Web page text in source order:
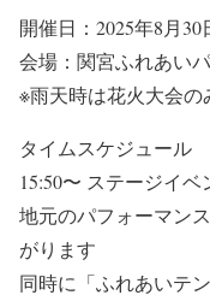
開催日：2025年8月30
会場：関宮ふれあい
※雨天時は花火大会の
タイムスケジュール
15:50〜 ステージイベ
地元のパフォーマン
がります
同時に「ふれあいテ